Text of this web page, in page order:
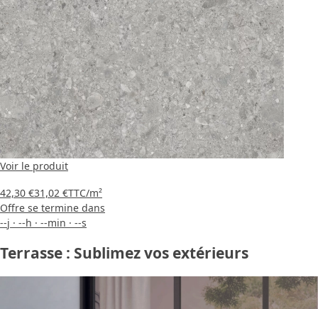
Voir le produit
42,30 €31,02 €TTC/m²
Offre se termine dans
--j · --h · --min · --s
Terrasse : Sublimez vos extérieurs